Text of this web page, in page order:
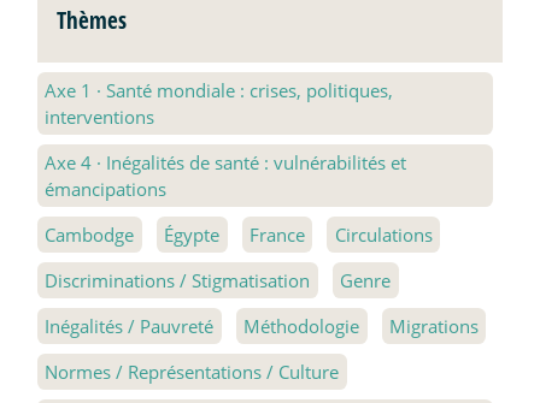
Thèmes
Axe 1 · Santé mondiale : crises, politiques,
interventions
Axe 4 · Inégalités de santé : vulnérabilités et
émancipations
Cambodge
Égypte France
Circulations
Discriminations / Stigmatisation
Genre
Inégalités / Pauvreté
Méthodologie
Migrations
Normes / Représentations / Culture